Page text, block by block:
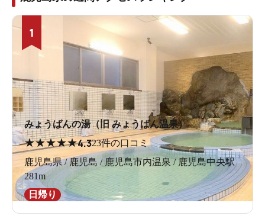
1
みょうばんの湯（旧 みょうばん温泉）
★★★★★4.323件の口コミ
鹿児島県 / 鹿児島 / 鹿児島市内温泉 / 鹿児島中央駅
281m
日帰り